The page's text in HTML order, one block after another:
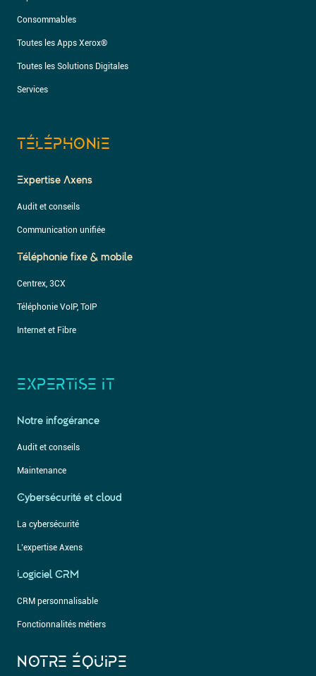
Consommables
Toutes les Apps Xerox®
Toutes les Solutions Digitales
Services
TÉLÉPHONIE
Expertise Axens
Audit et conseils
Communication unifiée
Téléphonie fixe & mobile
Centrex, 3CX
Téléphonie VoIP, ToIP
Internet et Fibre
EXPERTISE IT
Notre infogérance
Audit et conseils
Maintenance
Cybersécurité et cloud
La cybersécurité
L’expertise Axens
Logiciel CRM
CRM personnalisable
Fonctionnalités métiers
NOTRE ÉQUIPE